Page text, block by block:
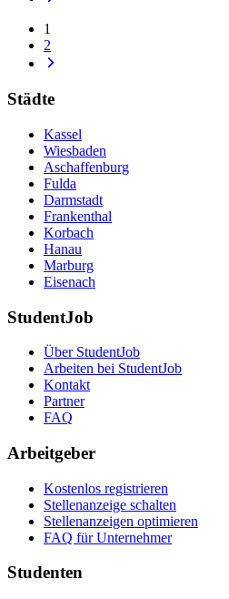
1
2
Städte
Kassel
Wiesbaden
Aschaffenburg
Fulda
Darmstadt
Frankenthal
Korbach
Hanau
Marburg
Eisenach
StudentJob
Über StudentJob
Arbeiten bei StudentJob
Kontakt
Partner
FAQ
Arbeitgeber
Kostenlos registrieren
Stellenanzeige schalten
Stellenanzeigen optimieren
FAQ für Unternehmer
Studenten